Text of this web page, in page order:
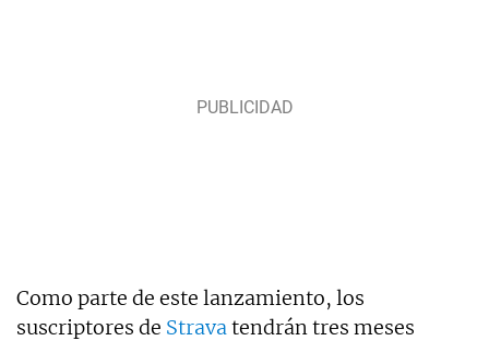
Como parte de este lanzamiento, los
suscriptores de Stravatendrán tres meses